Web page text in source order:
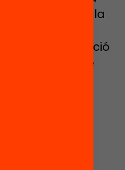
professionals i la
i contractació
(juliol de
dilluns a
de nova
motivat.